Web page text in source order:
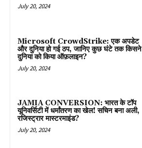
July 20, 2024
Microsoft CrowdStrike: एक अपडेट
और दुनिया हो गई ठप, जानिए कुछ घंटे तक किसने
दुनिया को किया ऑफ़लाइन?
July 20, 2024
JAMIA CONVERSION: भारत के टॉप
यूनिवर्सिटी में धर्मांतरण का खेल! सचिन बना अली,
रजिस्ट्रार मास्टरमाइंड?
July 20, 2024